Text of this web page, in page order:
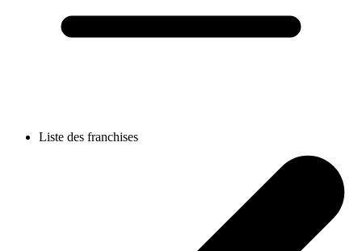
Liste des franchises